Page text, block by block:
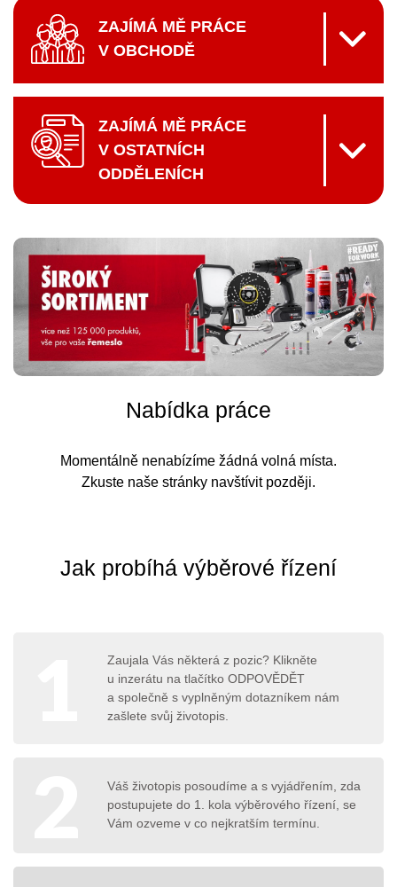
ZAJÍMÁ MĚ PRÁCE
V OBCHODĚ
ZAJÍMÁ MĚ PRÁCE
V OSTATNÍCH
ODDĚLENÍCH
Nabídka práce
Momentálně nenabízíme žádná volná místa.
Zkuste naše stránky navštívit později.
Jak probíhá výběrové řízení
Zaujala Vás některá z pozic? Klikněte
u inzerátu na tlačítko ODPOVĚDĚT
a společně s vyplněným dotazníkem nám
zašlete svůj životopis.
Váš životopis posoudíme a s vyjádřením, zda
postupujete do 1. kola výběrového řízení, se
Vám ozveme v co nejkratším termínu.